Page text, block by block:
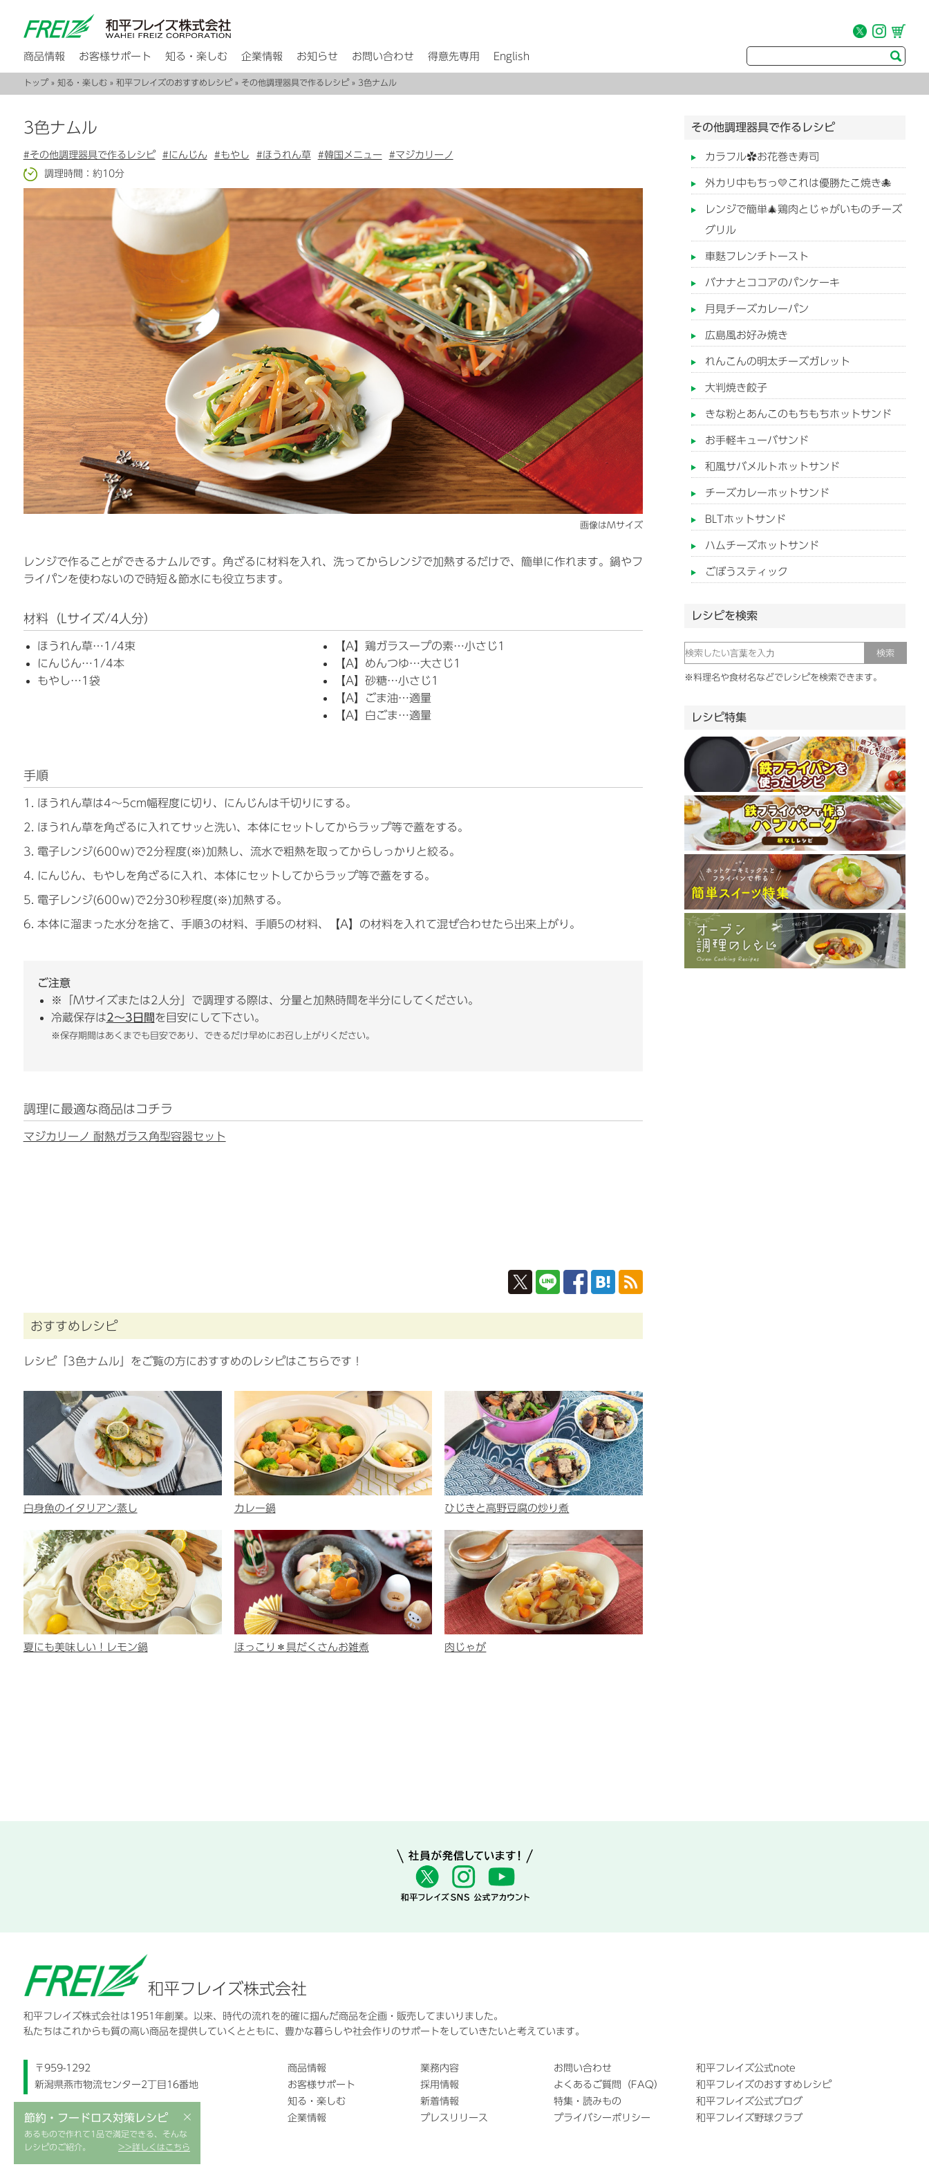
商品情報 お客様サポート 知る・楽しむ 企業情報 お知らせ お問い合わせ 得意先専用 English
トップ» 知る・楽しむ» 和平フレイズのおすすめレシピ» その他調理器具で作るレシピ» 3色ナムル
3色ナムル
#その他調理器具で作るレシピ #にんじん #もやし #ほうれん草 #韓国メニュー
#マジカリーノ
調理時間：約10分
画像はMサイズ
レンジで作ることができるナムルです。角ざるに材料を入れ、洗ってからレンジで加熱するだけで、簡単に作れます。鍋やフ
ライパンを使わないので時短＆節水にも役立ちます。
材料（Lサイズ/4人分）
ほうれん草…1/4束
にんじん…1/4本
もやし…1袋
【A】鶏ガラスープの素…小さじ1
【A】めんつゆ…大さじ1
【A】砂糖…小さじ1
【A】ごま油…適量
【A】白ごま…適量
手順
ほうれん草は4～5cm幅程度に切り、にんじんは千切りにする。
ほうれん草を角ざるに入れてサッと洗い、本体にセットしてからラップ等で蓋をする。
電子レンジ(600ｗ)で2分程度(※)加熱し、流水で粗熱を取ってからしっかりと絞る。
にんじん、もやしを角ざるに入れ、本体にセットしてからラップ等で蓋をする。
電子レンジ(600ｗ)で2分30秒程度(※)加熱する。
本体に溜まった水分を捨て、手順3の材料、手順5の材料、【A】の材料を入れて混ぜ合わせたら出来上がり。
ご注意
※「Mサイズまたは2人分」で調理する際は、分量と加熱時間を半分にしてください。
冷蔵保存は2〜3日間を目安にして下さい。
※保存期間はあくまでも目安であり、できるだけ早めにお召し上がりください。
調理に最適な商品はコチラ
マジカリーノ 耐熱ガラス角型容器セット
おすすめレシピ
レシピ「3色ナムル」をご覧の方におすすめのレシピはこちらです！
白身魚のイタリアン蒸し カレー鍋 ひじきと高野豆腐の炒り煮
夏にも美味しい！レモン鍋 ほっこり＊具だくさんお雑煮 肉じゃが
その他調理器具で作るレシピ
カラフル✿お花巻き寿司
外カリ中もちっ💛これは優勝たこ焼き🐙
レンジで簡単🎄鶏肉とじゃがいものチーズ
グリル
車麩フレンチトースト
バナナとココアのパンケーキ
月見チーズカレーパン
広島風お好み焼き
れんこんの明太チーズガレット
大判焼き餃子
きな粉とあんこのもちもちホットサンド
お手軽キューバサンド
和風サバメルトホットサンド
チーズカレーホットサンド
BLTホットサンド
ハムチーズホットサンド
ごぼうスティック
レシピを検索
※料理名や食材名などでレシピを検索できます。
レシピ特集
和平フレイズ株式会社
和平フレイズ株式会社は1951年創業。以来、時代の流れを的確に掴んだ商品を企画・販売してまいりました。
私たちはこれからも質の高い商品を提供していくとともに、豊かな暮らしや社会作りのサポートをしていきたいと考えています。
〒959-1292
新潟県燕市物流センター2丁目16番地
商品情報
お客様サポート
知る・楽しむ
企業情報
業務内容
採用情報
新着情報
プレスリリース
お問い合わせ
よくあるご質問（FAQ）
特集・読みもの
プライバシーポリシー
和平フレイズ公式note
和平フレイズのおすすめレシピ
和平フレイズ公式ブログ
和平フレイズ野球クラブ
×
節約・フードロス対策レシピ
あるもので作れて1品で満足できる、そんな
レシピのご紹介。
>>詳しくはこちら